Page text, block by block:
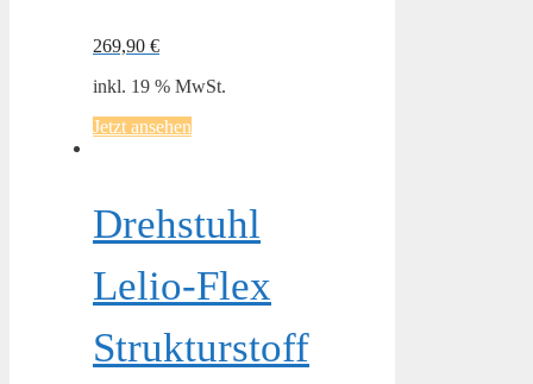
269,90 €
inkl. 19 % MwSt.
Jetzt ansehen
Drehstuhl
Lelio-Flex
Strukturstoff